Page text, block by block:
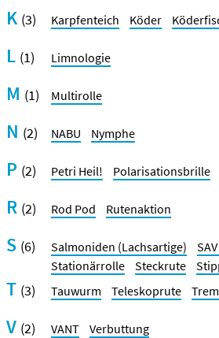
K (3) Karpfenteich Köder
L (1) Limnologie
M (1) Multirolle
N (2) NABU Nymphe
P (2) Petri Heil! Polarisationsbrille
R (2) Rod Pod Rutenaktion
S (6) Salmoniden (Lachsartige)
Stationärrolle
Steckrute
T (3) Tauwurm Teleskoprute
V (2) VANT Verbuttung